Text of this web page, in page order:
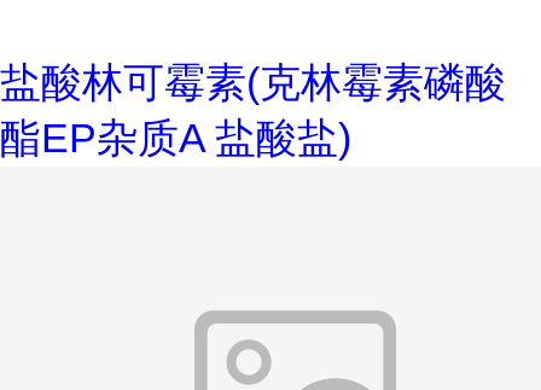
盐酸林可霉素(克林霉素磷酸
酯EP杂质A 盐酸盐)